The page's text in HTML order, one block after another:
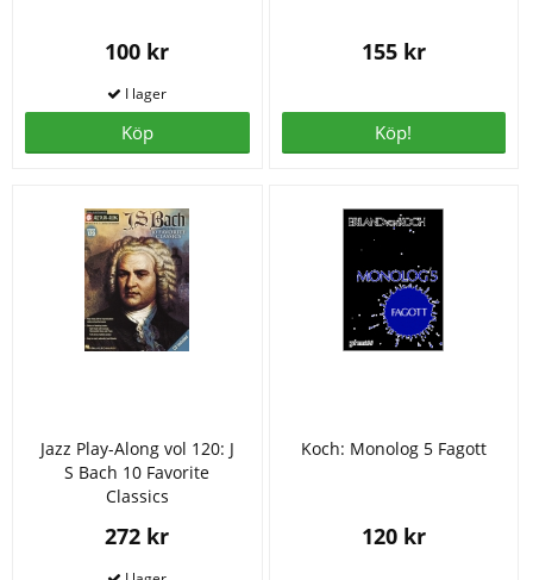
100 kr
Köp
155 kr
Köp!
Jazz Play-Along vol 120: J
S Bach 10 Favorite
Classics
272 kr
Koch: Monolog 5 Fagott
120 kr